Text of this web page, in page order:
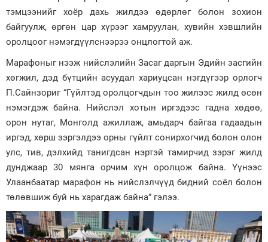
тэмцээнийг хоёр дахь жилдээ өдөрлөг болон зохион
байгуулж, өргөн цар хүрээг хамруулан, хувийн хэвшлийн
оролцоог нэмэгдүүлснээрээ онцлогтой аж.
Марафоныг нээж нийслэлийн Засаг даргын Эдийн засгийн
хөгжил, дэд бүтцийн асуудал хариуцсан нэгдүгээр орлогч
П.Сайнзориг “Гүйлтэд оролцогчдын тоо жилээс жилд өсөн
нэмэгдэж байна. Нийслэл хотын иргэдээс гадна хөдөө,
орон нутаг, Монголд ажиллаж, амьдарч байгаа гадаадын
иргэд, хөрш зэргэлдээ орны гүйлт сонирхогчид болон олон
улс, тив, дэлхийд танигдсан нэртэй тамирчид зэрэг жилд
дунджаар 30 мянга орчим хүн оролцож байна. Үүнээс
Улаанбаатар марафон нь нийслэлчүүд бидний соёл болон
төлөвшиж буй нь харагдаж байна” гэлээ.